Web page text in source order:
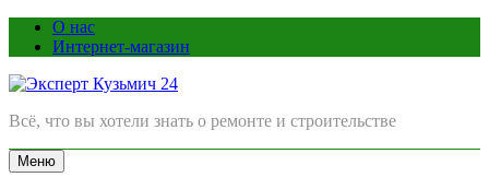
ПерейтиО нас
Интернет-магазин
Эксперт Кузьмич 24
Всё, что вы хотели знать о ремонте и строительстве
Меню